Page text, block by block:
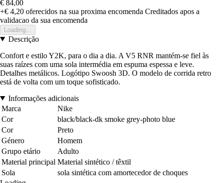
€ 84,00
+€ 4,20 oferecidos na sua proxima encomenda Creditados apos a
validacao da sua encomenda
Loading...
Descrição
Confort e estilo Y2K, para o dia a dia. A V5 RNR mantém-se fiel às
suas raízes com uma sola intermédia em espuma espessa e leve.
Detalhes metálicos. Logótipo Swoosh 3D. O modelo de corrida retro
está de volta com um toque sofisticado.
Informações adicionais
Marca
Nike
Cor
black/black-dk smoke grey-photo blue
Cor
Preto
Género
Homem
Grupo etário
Adulto
Material principal Material sintético / têxtil
Sola
sola sintética com amortecedor de choques